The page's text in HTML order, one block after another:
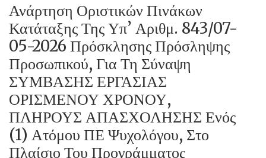
Ανάρτηση Οριστικών Πινάκων
Κατάταξης Της Υπ’ Αριθμ. 843/07-
05-2026 Πρόσκλησης Πρόσληψης
Προσωπικού, Για Τη Σύναψη
ΣΥΜΒΑΣΗΣ ΕΡΓΑΣΙΑΣ
ΟΡΙΣΜΕΝΟΥ ΧΡΟΝΟΥ,
ΠΛΗΡΟΥΣ ΑΠΑΣΧΟΛΗΣΗΣ Ενός
(1) Ατόμου ΠΕ Ψυχολόγου, Στο
Πλαίσιο Του Προγράμματος